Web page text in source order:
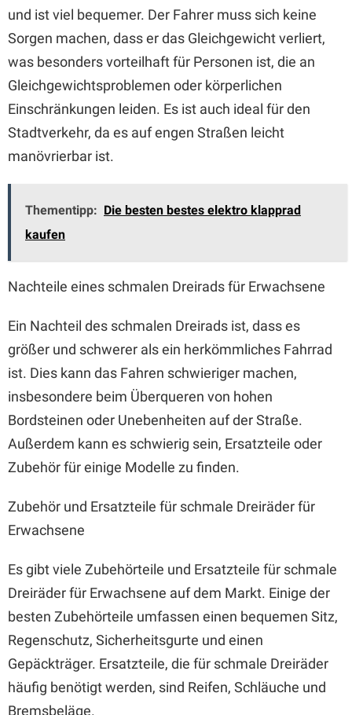
und ist viel bequemer. Der Fahrer muss sich keine
Sorgen machen, dass er das Gleichgewicht verliert,
was besonders vorteilhaft für Personen ist, die an
Gleichgewichtsproblemen oder körperlichen
Einschränkungen leiden. Es ist auch ideal für den
Stadtverkehr, da es auf engen Straßen leicht
manövrierbar ist.
Thementipp: Die besten bestes elektro klapprad
kaufen
Nachteile eines schmalen Dreirads für Erwachsene
Ein Nachteil des schmalen Dreirads ist, dass es
größer und schwerer als ein herkömmliches Fahrrad
ist. Dies kann das Fahren schwieriger machen,
insbesondere beim Überqueren von hohen
Bordsteinen oder Unebenheiten auf der Straße.
Außerdem kann es schwierig sein, Ersatzteile oder
Zubehör für einige Modelle zu finden.
Zubehör und Ersatzteile für schmale Dreiräder für
Erwachsene
Es gibt viele Zubehörteile und Ersatzteile für schmale
Dreiräder für Erwachsene auf dem Markt. Einige der
besten Zubehörteile umfassen einen bequemen Sitz,
Regenschutz, Sicherheitsgurte und einen
Gepäckträger. Ersatzteile, die für schmale Dreiräder
häufig benötigt werden, sind Reifen, Schläuche und
Bremsbeläge.